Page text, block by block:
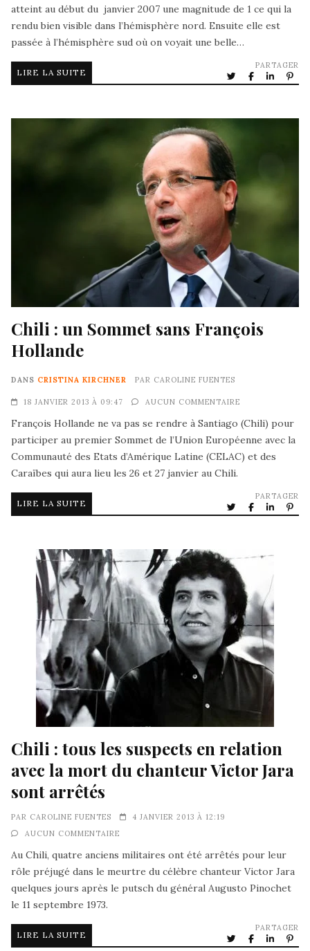
atteint au début du janvier 2007 une magnitude de 1 ce qui la
rendu bien visible dans l’hémisphère nord. Ensuite elle est
passée à l’hémisphère sud où on voyait une belle…
LIRE LA SUITE
PARTAGER
Chili : un Sommet sans François
Hollande
DANS CRISTINA KIRCHNER PAR CAROLINE FUENTES
18 JANVIER 2013 À 09:47 AUCUN COMMENTAIRE
François Hollande ne va pas se rendre à Santiago (Chili) pour
participer au premier Sommet de l’Union Européenne avec la
Communauté des Etats d’Amérique Latine (CELAC) et des
Caraïbes qui aura lieu les 26 et 27 janvier au Chili.
LIRE LA SUITE
PARTAGER
Chili : tous les suspects en relation
avec la mort du chanteur Victor Jara
sont arrêtés
PAR CAROLINE FUENTES
4 JANVIER 2013 À 12:19
AUCUN COMMENTAIRE
Au Chili, quatre anciens militaires ont été arrêtés pour leur
rôle préjugé dans le meurtre du célèbre chanteur Victor Jara
quelques jours après le putsch du général Augusto Pinochet
le 11 septembre 1973.
LIRE LA SUITE
PARTAGER